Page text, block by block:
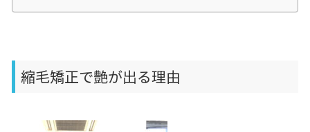
縮毛矯正で艶が出る理由